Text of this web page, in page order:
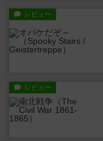
レビュー
レビュー